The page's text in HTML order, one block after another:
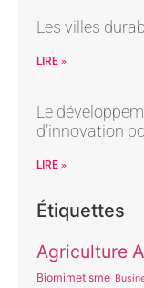
Les villes
LIRE »
Le
d’innovation
LIRE »
Étiquettes
Agriculture
Biomimetisme